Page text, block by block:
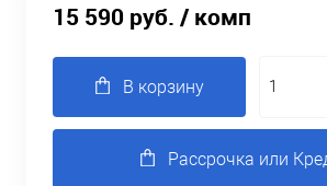
15 590 руб. / комп
В корзину
Рассрочка или